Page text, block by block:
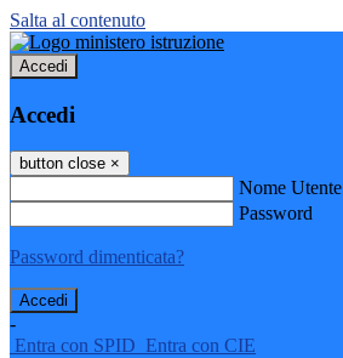
Salta al contenuto
Accedi
Accedi
button close ×
Nome Utente
Password
Password dimenticata?
-
Entra con SPID Entra con CIE